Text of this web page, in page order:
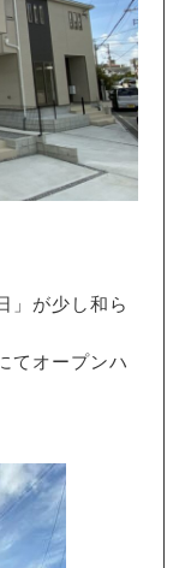
」が少し和ら
てオープンハ